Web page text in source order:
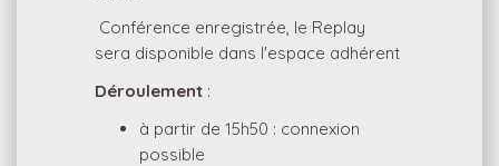
Conférence enregistrée, le Replay
sera disponible dans l'espace adhérent
Déroulement :
à partir de 15h50 : connexion
possible